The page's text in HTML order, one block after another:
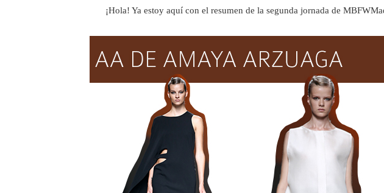
¡Hola! Ya estoy aquí con el resumen de la segunda jornada de